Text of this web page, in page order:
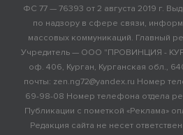
ФС 77 — 76393 от 2 августа 2019 г.
по надзору в сфере связи,
массовых коммуникаций. Главный
Учредитель — ООО "ПРОВИНЦИЯ -
оф. 406, Курган, Курганская обл.,
почты: zen.ng72@yandex.ru Номер
69-98-08 Номер телефона отдела
Публикации с пометкой «Реклама»
Редакция сайта не несет